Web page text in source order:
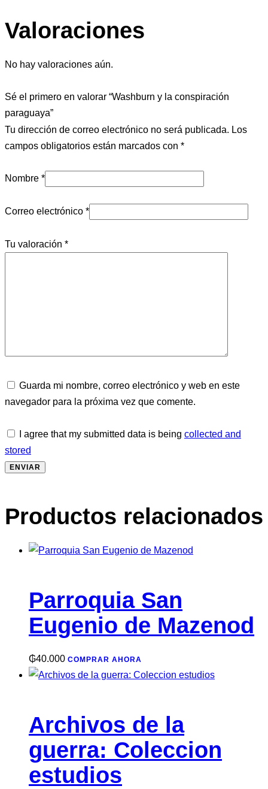
Valoraciones
No hay valoraciones aún.
Sé el primero en valorar “Washburn y la conspiración
paraguaya”
Tu dirección de correo electrónico no será publicada. Los
campos obligatorios están marcados con *
Nombre *
Correo electrónico *
Tu valoración *
Guarda mi nombre, correo electrónico y web en este
navegador para la próxima vez que comente.
I agree that my submitted data is being collected and
stored
Productos relacionados
Parroquia San
Eugenio de Mazenod
₲40.000 COMPRAR AHORA
Archivos de la
guerra: Coleccion
estudios